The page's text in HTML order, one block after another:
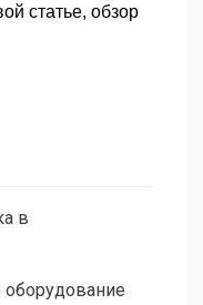
статье, обзор
в